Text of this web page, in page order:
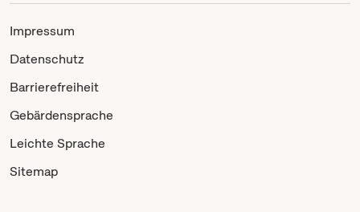
Impressum
Datenschutz
Barrierefreiheit
Gebärdensprache
Leichte Sprache
Sitemap